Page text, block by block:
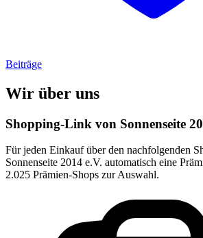
Beiträge
Wir über uns
Shopping-Link von Sonnenseite
Für jeden Einkauf über den nachfolgenden
Sonnenseite 2014 e.V. automatisch eine
2.025 Prämien-Shops zur Auswahl.